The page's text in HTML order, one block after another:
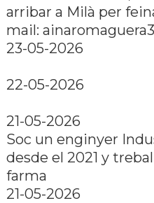
arribar a Milà per
mail:
23-05-2026
22-05-2026
21-05-2026
Soc un enginyer
desde el 2021 y
farma
21-05-2026